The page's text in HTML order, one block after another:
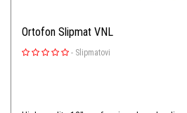
Ortofon Slipmat VNL
- Slipmatovi